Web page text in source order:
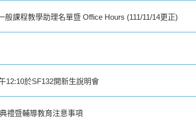
般課程教學助理名單暨 Office Hours (111/11/14更正)
12:10於SF132開新生說明會
禮暨輔導教育注意事項